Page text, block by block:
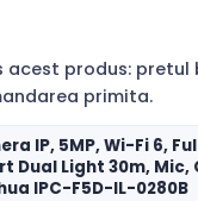
acest produs: pretul
primita.
IP, 5MP, Wi-Fi 6,
Dual Light 30m, Mic,
IPC-F5D-IL-0280B